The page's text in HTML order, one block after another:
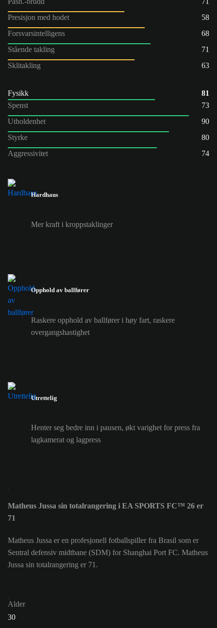
Presisjon med hodet
58
Forsvarsintelligens
68
Stående takling
71
Sklitakling
63
Fysikk
81
Spenst
73
Utholdenhet
90
Styrke
80
Aggressivitet
74
Hardhaus
Mer kraft i kroppstaklinger
Opphold av ballfører
Raskere opphold av ballfører i høy fart, raskere
overgangshastighet
Utrettelig
Henter seg bedre inn i pausen, økt varighet for press fra
lagkamerat og lagpress
Matheus Jussa sin totalrangering i EA SPORTS FC™ 26 er
71
Matheus Jussa er en profesjonell fotballspiller fra Brasil som er
Sentral defensiv midtbane (SDM) for Shanghai Port FC. Matheus
Jussa sin totalrangering er 71.
Alder
30